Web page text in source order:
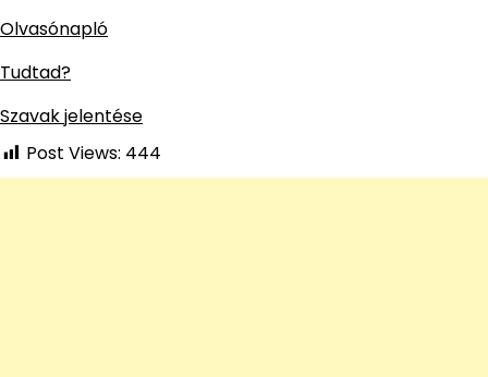
Olvasónapló
Tudtad?
Szavak jelentése
Post Views: 444